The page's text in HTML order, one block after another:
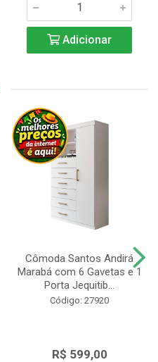
Adicionar
Cômoda Santos Andirá
Marabá com 6 Gavetas e 1
Porta Jequitib...
Código: 27920
R$ 599,00